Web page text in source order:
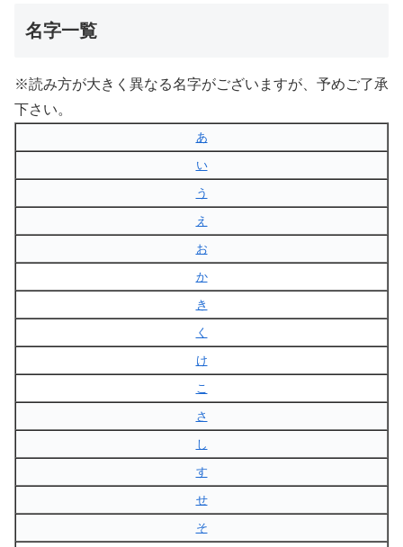
名字一覧
※読み方が大きく異なる名字がございますが、予めご了承
下さい。
あ
い
う
え
お
か
き
く
け
こ
さ
し
す
せ
そ